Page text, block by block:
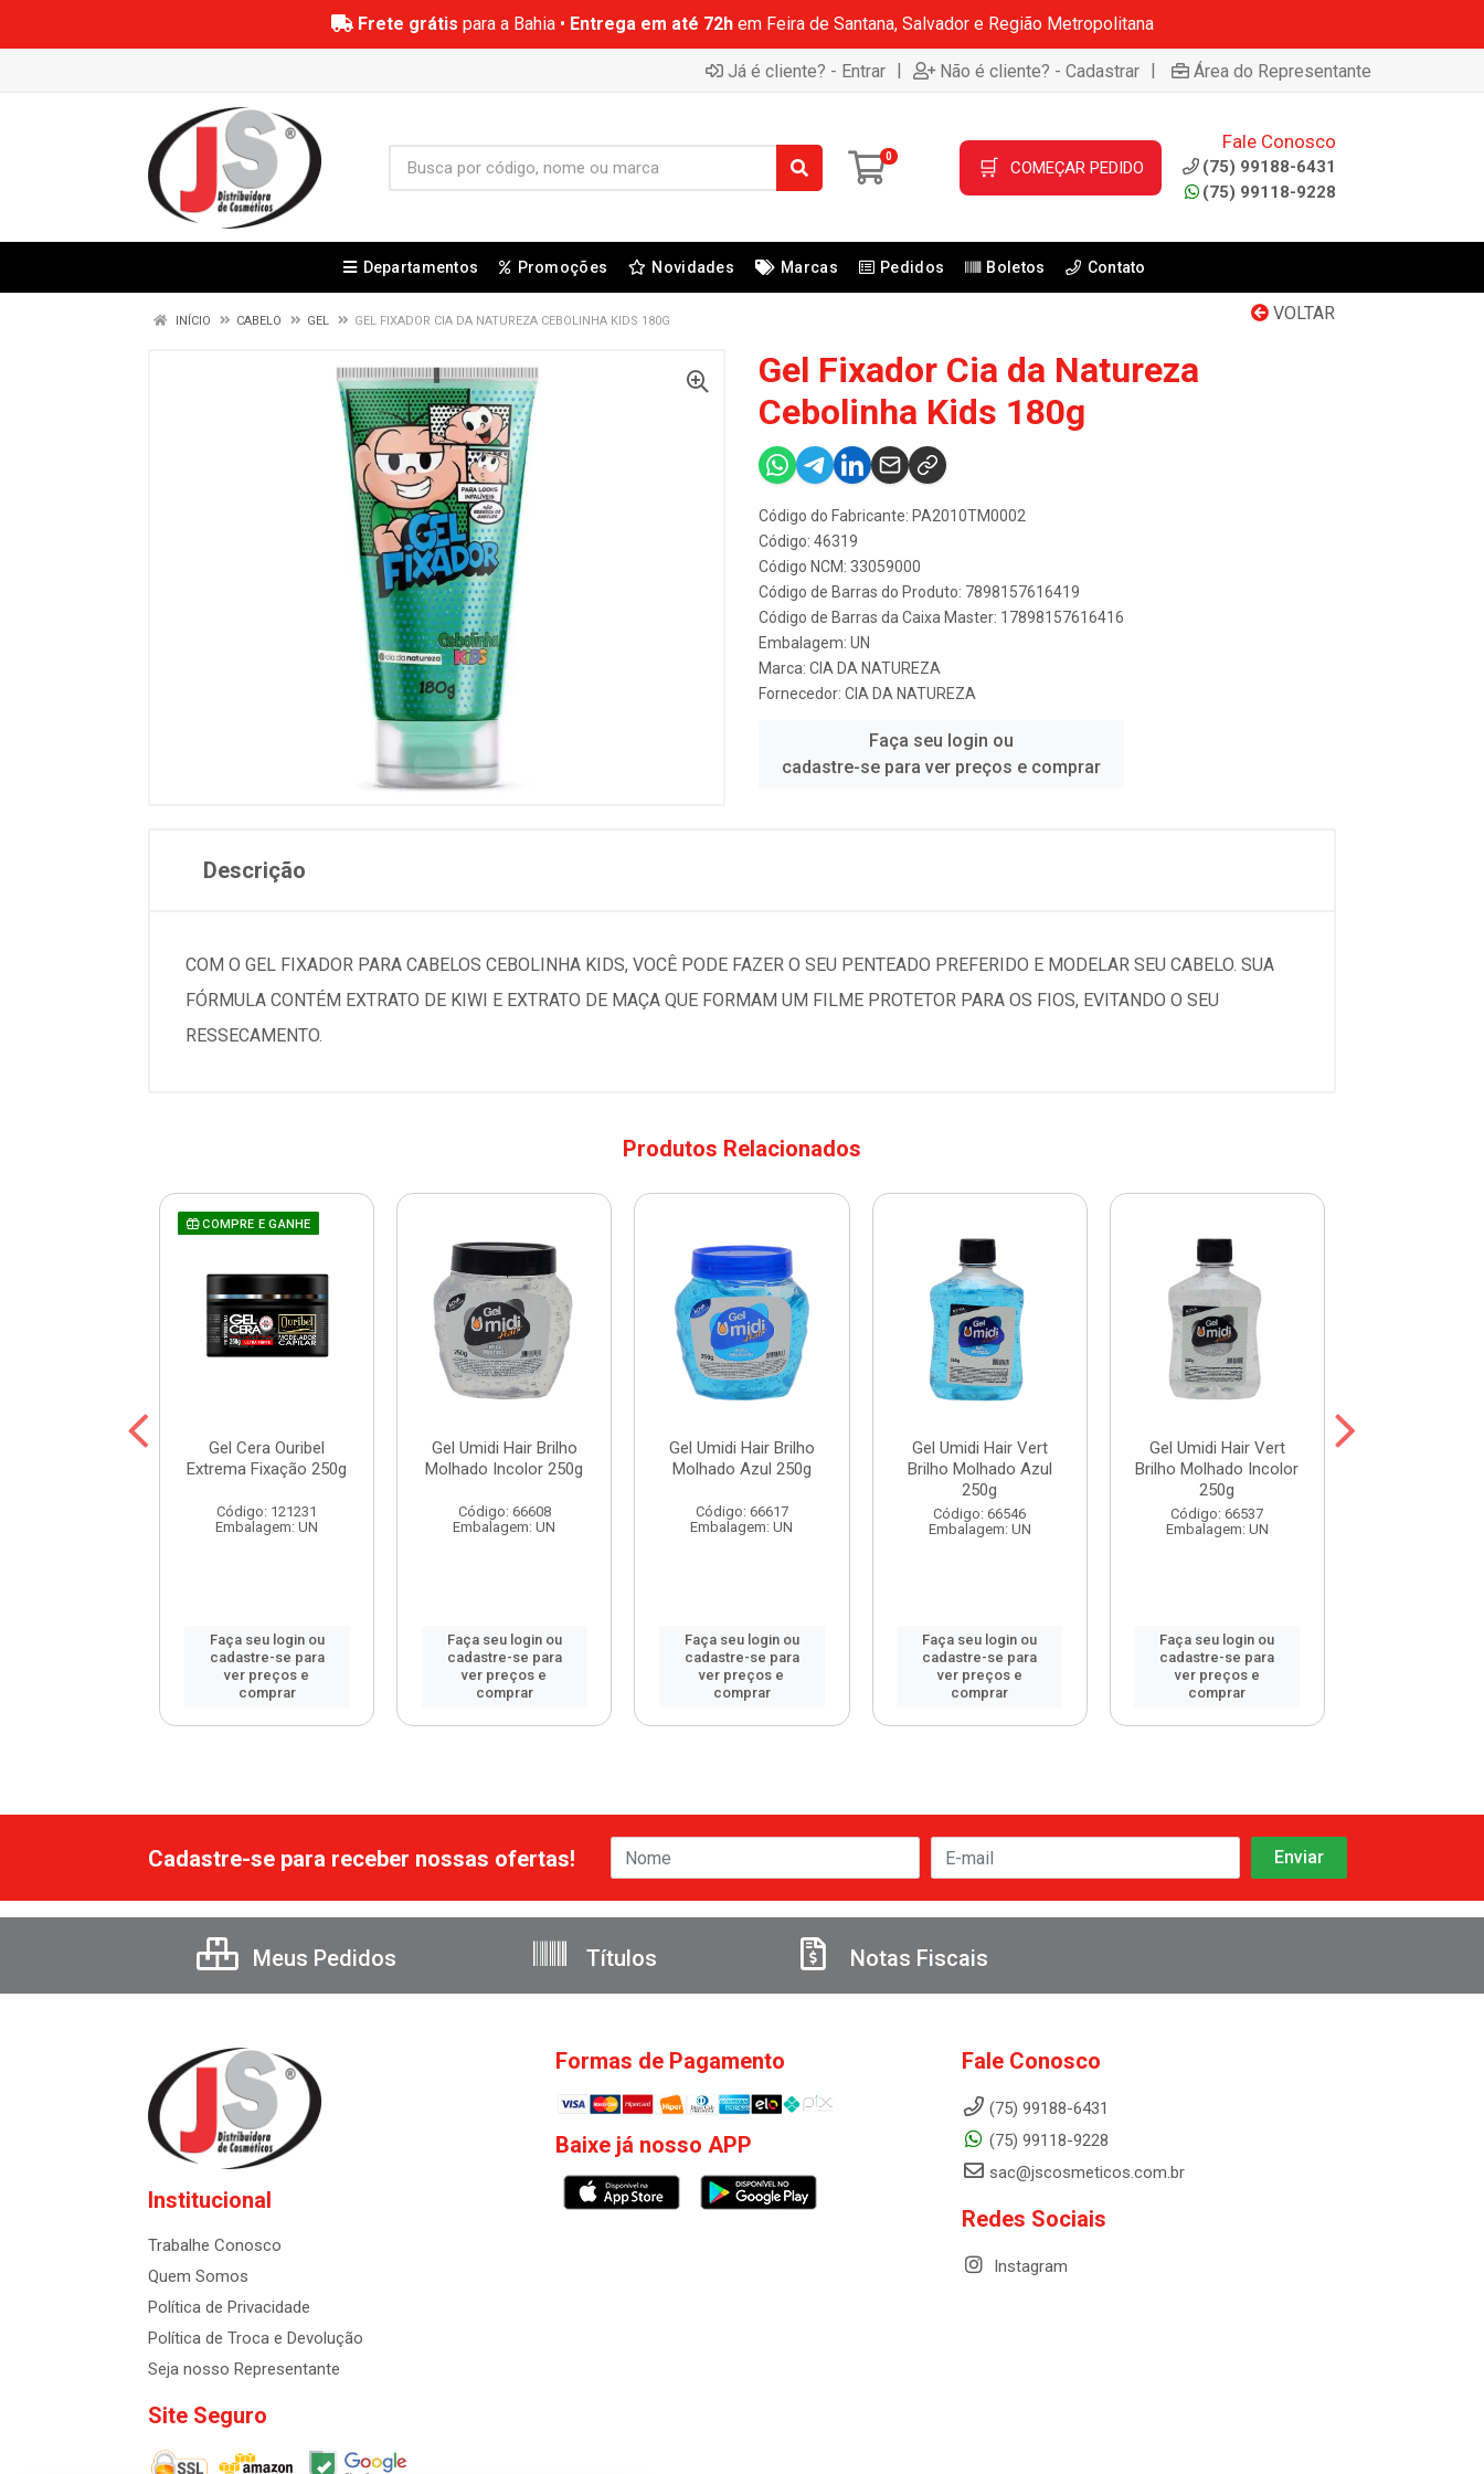
Frete grátis para a Bahia • Entrega em até 72hem Feira de Santana, Salvador e Região Metropolitana
Já é cliente? - Entrar | Não é cliente? - Cadastrar | Área do Representante
0 🛒 COMEÇAR PEDIDO
Fale Conosco
(75) 99188-6431
(75) 99118-9228
Departamentos Promoções Novidades Marcas Pedidos Boletos Contato
VOLTAR
INÍCIO CABELO GEL GEL FIXADOR CIA DA NATUREZA CEBOLINHA KIDS 180G
Gel Fixador Cia da Natureza
Cebolinha Kids 180g
Código do Fabricante: PA2010TM0002
Código: 46319
Código NCM: 33059000
Código de Barras do Produto: 7898157616419
Código de Barras da Caixa Master: 17898157616416
Embalagem: UN
Marca: CIA DA NATUREZA
Fornecedor: CIA DA NATUREZA
Faça seu login ou
cadastre-se para ver preços e comprar
Descrição
COM O GEL FIXADOR PARA CABELOS CEBOLINHA KIDS, VOCÊ PODE FAZER O SEU PENTEADO PREFERIDO E MODELAR SEU CABELO. SUA
FÓRMULA CONTÉM EXTRATO DE KIWI E EXTRATO DE MAÇA QUE FORMAM UM FILME PROTETOR PARA OS FIOS, EVITANDO O SEU
RESSECAMENTO.
Produtos Relacionados
COMPRE E GANHE
Gel Cera Ouribel
Extrema Fixação 250g
Código: 121231
Embalagem: UN
Faça seu login ou
cadastre-se para
ver preços e
comprar
Gel Umidi Hair Brilho
Molhado Incolor 250g
Código: 66608
Embalagem: UN
Faça seu login ou
cadastre-se para
ver preços e
comprar
Gel Umidi Hair Brilho
Molhado Azul 250g
Código: 66617
Embalagem: UN
Faça seu login ou
cadastre-se para
ver preços e
comprar
Gel Umidi Hair Vert
Brilho Molhado Azul
250g
Código: 66546
Embalagem: UN
Faça seu login ou
cadastre-se para
ver preços e
comprar
Gel Umidi Hair Vert
Brilho Molhado Incolor
250g
Código: 66537
Embalagem: UN
Faça seu login ou
cadastre-se para
ver preços e
comprar
Cadastre-se para receber nossas ofertas!
Meus Pedidos Títulos Notas Fiscais
Institucional
Trabalhe Conosco
Quem Somos
Política de Privacidade
Política de Troca e Devolução
Seja nosso Representante
Site Seguro
Formas de Pagamento
Baixe já nosso APP
Fale Conosco
(75) 99188-6431
(75) 99118-9228
sac@jscosmeticos.com.br
Redes Sociais
Instagram